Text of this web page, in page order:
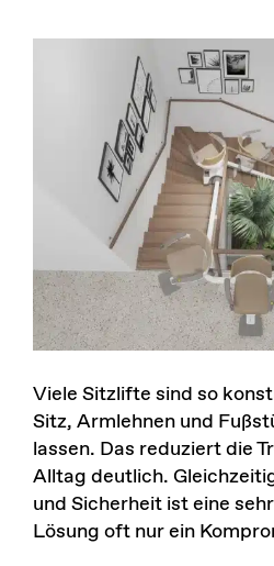
Viele Sitzlifte sind so
Sitz, Armlehnen und
lassen. Das reduziert die
Alltag deutlich.
und Sicherheit ist eine
Lösung oft nur ein